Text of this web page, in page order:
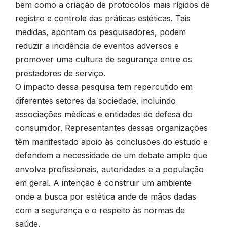
bem como a criação de protocolos mais rígidos de
registro e controle das práticas estéticas. Tais
medidas, apontam os pesquisadores, podem
reduzir a incidência de eventos adversos e
promover uma cultura de segurança entre os
prestadores de serviço.
O impacto dessa pesquisa tem repercutido em
diferentes setores da sociedade, incluindo
associações médicas e entidades de defesa do
consumidor. Representantes dessas organizações
têm manifestado apoio às conclusões do estudo e
defendem a necessidade de um debate amplo que
envolva profissionais, autoridades e a população
em geral. A intenção é construir um ambiente
onde a busca por estética ande de mãos dadas
com a segurança e o respeito às normas de
saúde.